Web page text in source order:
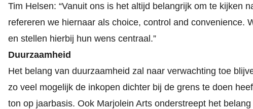
Tim Helsen: “Vanuit ons is het altijd belangrijk om te kijken
refereren we hiernaar als choice, control and convenience.
en stellen hierbij hun wens centraal.”
Duurzaamheid
Het belang van duurzaamheid zal naar verwachting toe
zo veel mogelijk de inkopen dichter bij de grens te doen
ton op jaarbasis. Ook Marjolein Arts onderstreept het